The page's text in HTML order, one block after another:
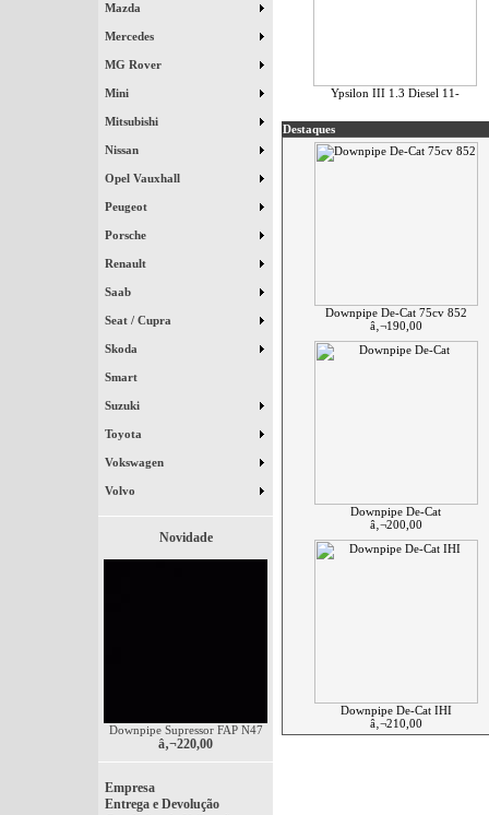
Mazda
Mercedes
MG Rover
Mini
Mitsubishi
Nissan
Opel Vauxhall
Peugeot
Porsche
Renault
Saab
Seat / Cupra
Skoda
Smart
Suzuki
Toyota
Vokswagen
Volvo
Novidade
Downpipe Supressor FAP N47
â‚¬220,00
Empresa
Entrega e Devolução
Ypsilon III 1.3 Diesel 11-
Destaques
Downpipe De-Cat 75cv 852
â‚¬190,00
Downpipe De-Cat
â‚¬200,00
Downpipe De-Cat IHI
â‚¬210,00